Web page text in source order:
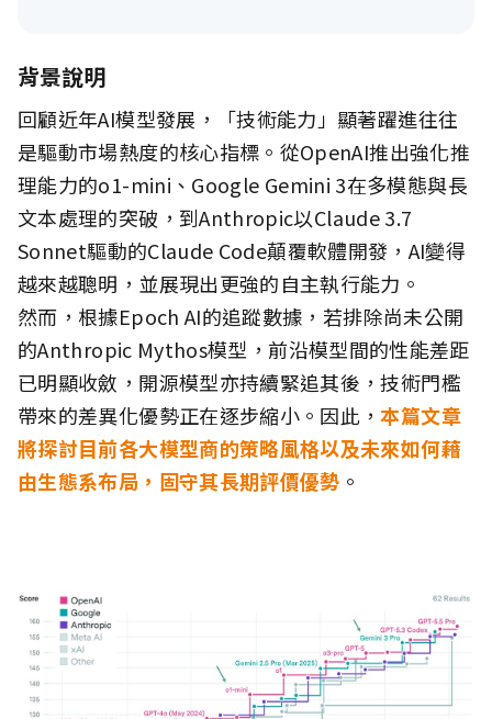
背景說明
回顧近年AI模型發展，「技術能力」顯著躍進往往
是驅動市場熱度的核心指標。從OpenAI推出強化推
理能力的o1-mini、Google Gemini 3在多模態與長
文本處理的突破，到Anthropic以Claude 3.7
Sonnet驅動的Claude Code顛覆軟體開發，AI變得
越來越聰明，並展現出更強的自主執行能力。
然而，根據Epoch AI的追蹤數據，若排除尚未公開
的Anthropic Mythos模型，前沿模型間的性能差距
已明顯收斂，開源模型亦持續緊追其後，技術門檻
帶來的差異化優勢正在逐步縮小。因此，本篇文章
將探討目前各大模型商的策略風格以及未來如何藉
由生態系布局，固守其長期評價優勢 。